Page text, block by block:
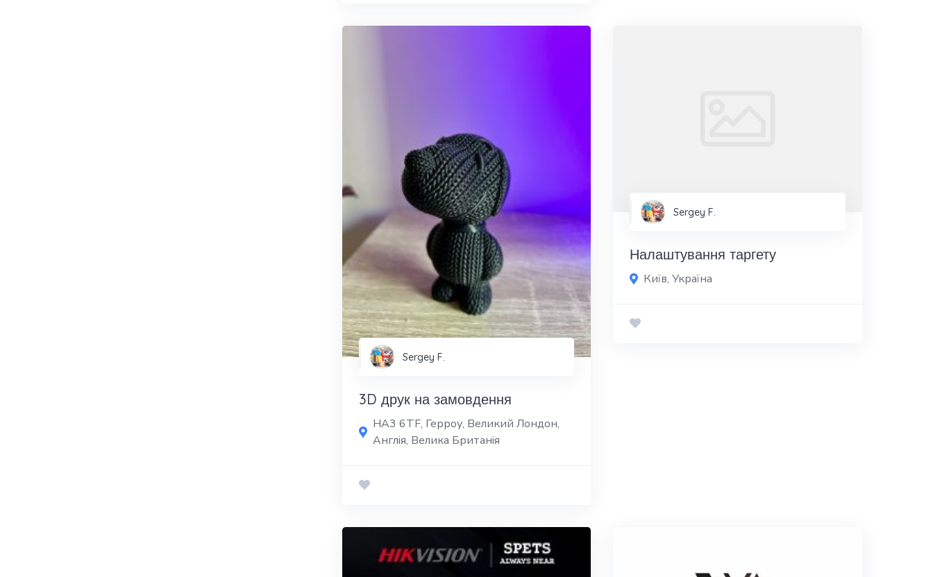
Sergey F.
3D друк на замовдення
HA3 6TF, Герроу, Великий Лондон,
Англія, Велика Британія
Sergey F.
Налаштування таргету
Київ, Україна